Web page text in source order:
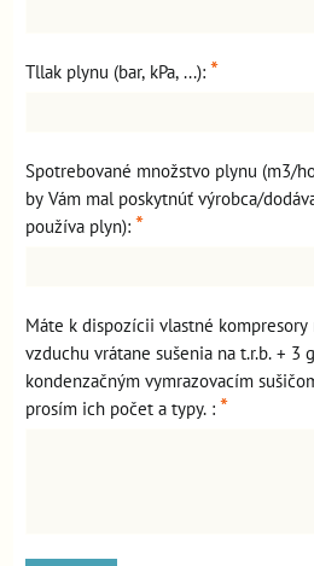
Tllak plynu (bar, kPa, ...): *
Spotrebované množstvo plynu (m3/
by Vám mal poskytnúť výrobca/
používa plyn): *
Máte k dispozícii vlastné
vzduchu vrátane sušenia na t.r.b. + 3
kondenzačným vymrazovacím
prosím ich počet a typy. : *